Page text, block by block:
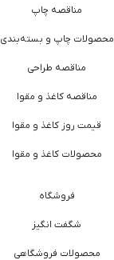
مناقصه چاپ
محصولات چاپ و بسته‌بندی
مناقصه طراحی
مناقصه کاغذ و مقوا
قیمت روز کاغذ و مقوا
محصولات کاغذ و مقوا
فروشگاه
شگفت انگیز
محصولات فروشگاهی